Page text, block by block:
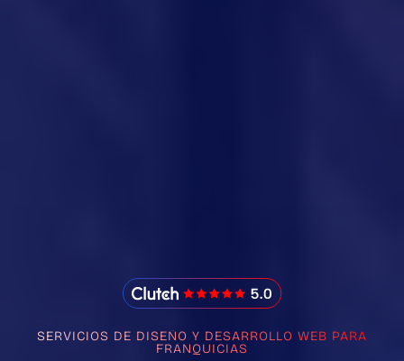
IMADO Reviews
SERVICIOS DE DISEÑO Y DESARROLLO WEB PARA
FRANQUICIAS